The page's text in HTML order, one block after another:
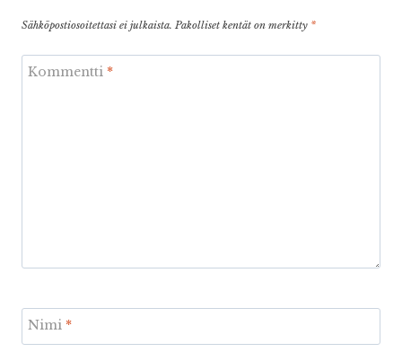
Sähköpostiosoitettasi ei julkaista. Pakolliset kentät on merkitty *
Kommentti *
Nimi *